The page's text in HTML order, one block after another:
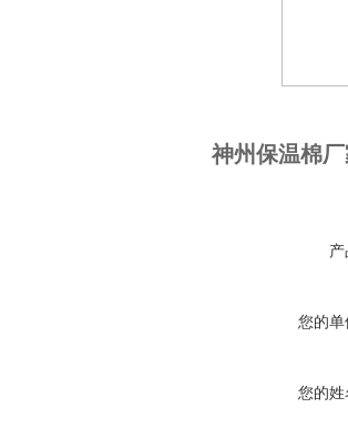
神州保温棉
您的单
您的姓